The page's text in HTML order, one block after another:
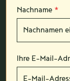
Nachname *
Ihre E-Mail-